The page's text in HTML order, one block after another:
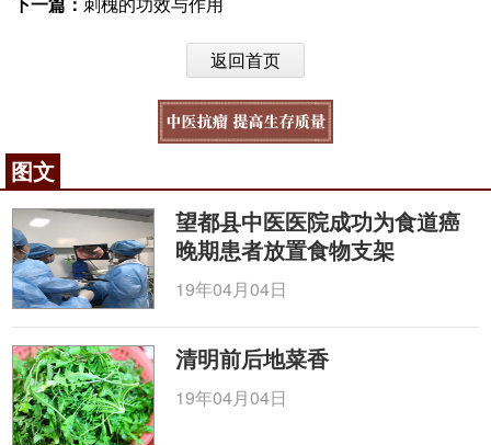
返回首页
图文
望都县中医医院成功为食道癌
晚期患者放置食物支架
19年04月04日
清明前后地菜香
19年04月04日